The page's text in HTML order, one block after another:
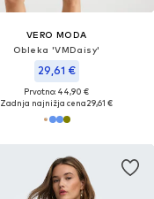
VERO MODA
Obleka 'VMDaisy'
29,61 €
Prvotno: 44,90 €
Zadnja najnižja cena29,61 €